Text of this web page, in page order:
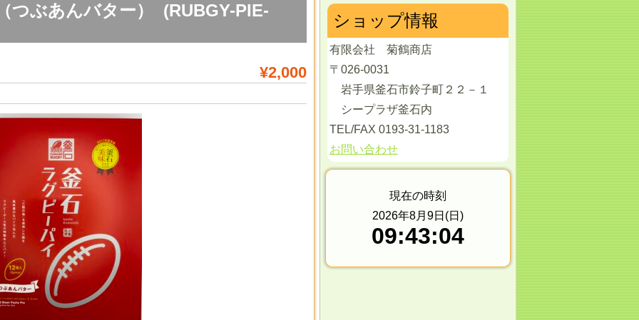
つぶあんバター） (RUBGY-PIE-
¥2,000
ショップ情報
有限会社 菊鶴商店
〒026-0031
岩手県釜石市鈴子町２２－１
シープラザ釜石内
TEL/FAX 0193-31-1183
お問い合わせ
現在の時刻
2026年8月9日(日)
09:43:04